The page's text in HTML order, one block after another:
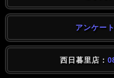
アンケー
西日暮里店：